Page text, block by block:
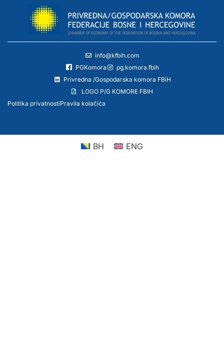
info@kfbih.com
PGKomora
pg.komora.fbih
Privredna /Gospodarska komora FBiH
LOGO P/G KOMORE FBIH
Politika privatnostiPravila kolačića
BH ENG